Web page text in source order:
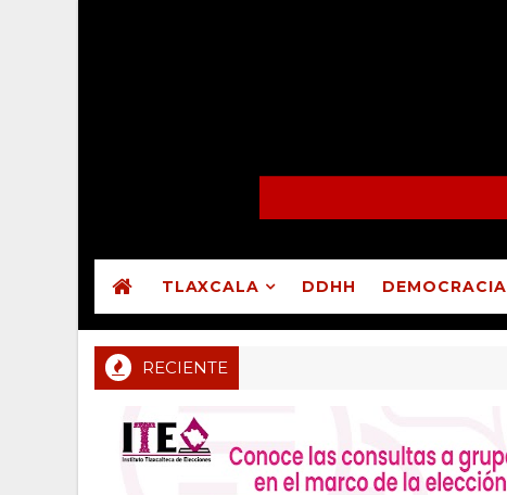
TLAXCALA DDHH DEMOCRACIA
RECIENTE